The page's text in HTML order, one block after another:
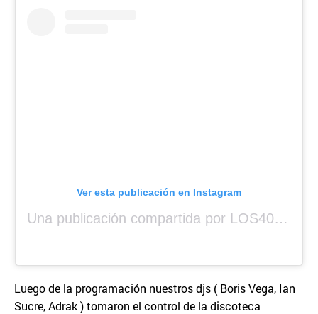
Ver esta publicación en Instagram
Una publicación compartida por LOS40 Panamá (@los40panama)
Luego de la programación nuestros djs ( Boris Vega, Ian
Sucre, Adrak ) tomaron el control de la discoteca